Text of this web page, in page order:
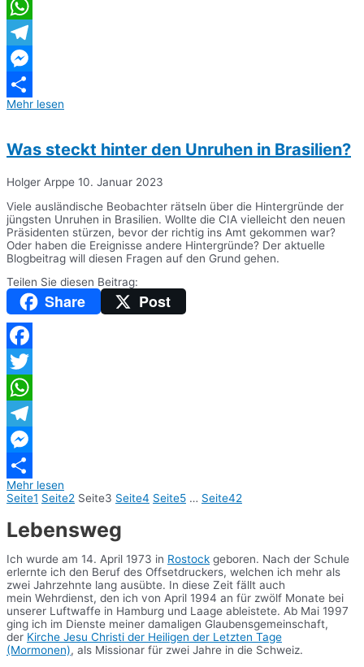
Twitter
WhatsApp
Telegram
Messenger
Teilen
Mehr lesen
Was steckt hinter den Unruhen in Brasilien?
Holger Arppe 10. Januar 2023
Viele ausländische Beobachter rätseln über die Hintergründe der
jüngsten Unruhen in Brasilien. Wollte die CIA vielleicht den neuen
Präsidenten stürzen, bevor der richtig ins Amt gekommen war?
Oder haben die Ereignisse andere Hintergründe? Der aktuelle
Blogbeitrag will diesen Fragen auf den Grund gehen.
Teilen Sie diesen Beitrag:
Share Post
Facebook
Twitter
WhatsApp
Telegram
Messenger
Teilen
Mehr lesen
Seite1 Seite2 Seite3 Seite4 Seite5 … Seite42
Lebensweg
Ich wurde am 14. April 1973 in Rostock geboren. Nach der Schule
erlernte ich den Beruf des Offsetdruckers, welchen ich mehr als
zwei Jahrzehnte lang ausübte. In diese Zeit fällt auch
mein Wehrdienst, den ich von April 1994 an für zwölf Monate bei
unserer Luftwaffe in Hamburg und Laage ableistete. Ab Mai 1997
ging ich im Dienste meiner damaligen Glaubensgemeinschaft,
der Kirche Jesu Christi der Heiligen der Letzten Tage
(Mormonen), als Missionar für zwei Jahre in die Schweiz.